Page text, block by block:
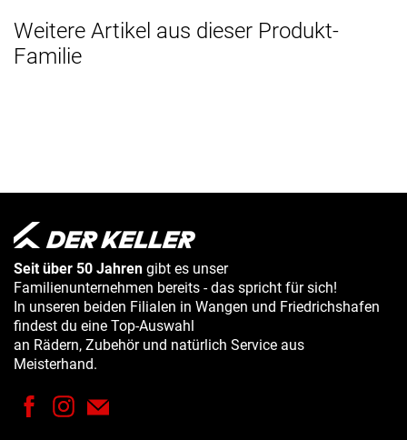
Weitere Artikel aus dieser Produkt-
Familie
Seit über 50 Jahren gibt es unser
Familienunternehmen bereits - das spricht für sich!
In unseren beiden Filialen in Wangen und Friedrichshafen
findest du eine Top-Auswahl
an Rädern, Zubehör und natürlich Service aus
Meisterhand.